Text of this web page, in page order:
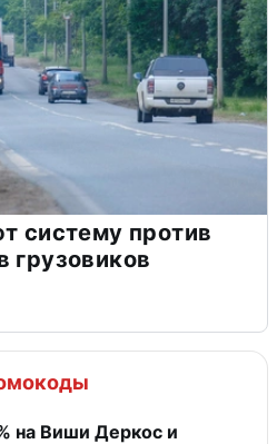
систему против
грузовиков
на Виши Деркос и